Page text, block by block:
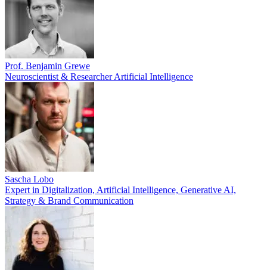
Prof. Benjamin Grewe
Neuroscientist & Researcher Artificial Intelligence
Sascha Lobo
Expert in Digitalization, Artificial Intelligence, Generative AI,
Strategy & Brand Communication